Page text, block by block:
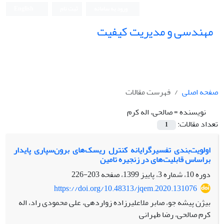
مهندسی و مدیریت کیفیت
صفحه اصلی
فهرست مقالات
نویسنده =صالحی، اله کرم
تعداد مقالات:
1
اولویت‌بندی تفسیرگرایانه کنترل ریسک‌های برون‌سپاری پایدار
براساس قابلیت‌های در زنجیره تامین
دوره 10، شماره 3، پاییز 1399، صفحه
203-226
https://doi.org/10.48313/jqem.2020.131076
بیژن پیشه جو، صابر ملاعلیرزاده زواردهی، علی محمودی راد، اله
کرم صالحی، رضا طهرانی